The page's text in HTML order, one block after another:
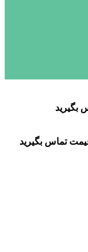
بگیرید
تماس بگیرید